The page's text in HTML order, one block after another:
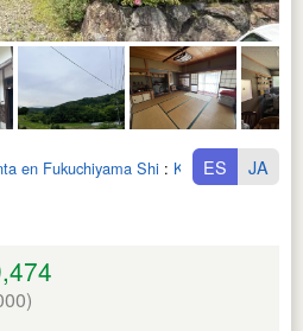
en Fukuchiyama Shi : Kyoto Fu
ES JA